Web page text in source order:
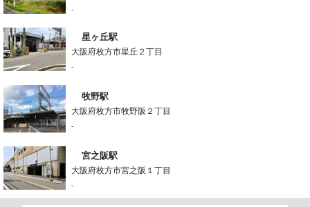
-
星ヶ丘駅
大阪府枚方市星丘２丁目
-
牧野駅
大阪府枚方市牧野阪２丁目
-
宮之阪駅
大阪府枚方市宮之阪１丁目
-